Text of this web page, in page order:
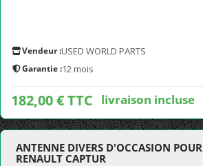
Vendeur :USED WORLD PARTS
Garantie :12 mois
182,00 € TTC livraison incluse
ANTENNE DIVERS D'OCCASION POUR
RENAULT CAPTUR